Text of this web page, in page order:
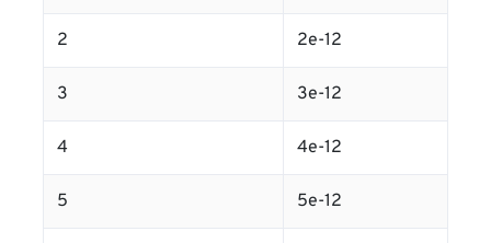
2 2e-12
3 3e-12
4 4e-12
5 5e-12